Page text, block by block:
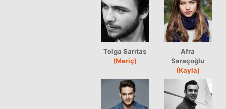
Tolga Sarıtaş
(Meriç)
Afra
Saraçoğlu
(Kayla)